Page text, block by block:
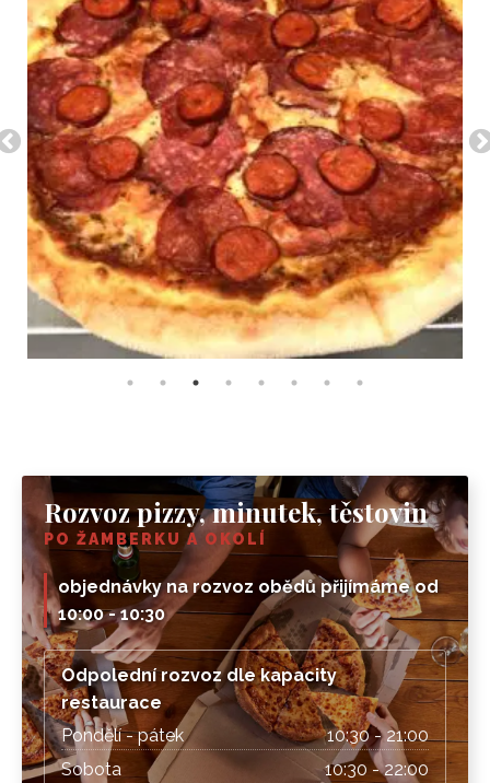
Rozvoz pizzy, minutek, těstovin
PO ŽAMBERKU A OKOLÍ
objednávky na rozvoz obědů přijímáme od
10:00 - 10:30
Odpolední rozvoz dle kapacity
restaurace
Pondělí - pátek
10:30 - 21:00
Sobota
10:30 - 22:00